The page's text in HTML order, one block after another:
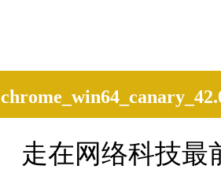
走在网络科技最